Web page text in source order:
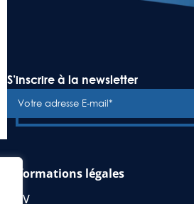
S’inscrire à la newsletter
Informations légales
CGV